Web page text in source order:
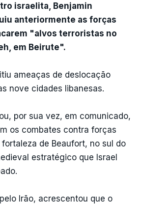
israelita, Benjamin
anteriormente as forças
"alvos terroristas no
em Beirute".
ameaças de deslocação
nove cidades libanesas.
por sua vez, em comunicado,
os combates contra forças
de Beaufort, no sul do
estratégico que Israel
Irão, acrescentou que o